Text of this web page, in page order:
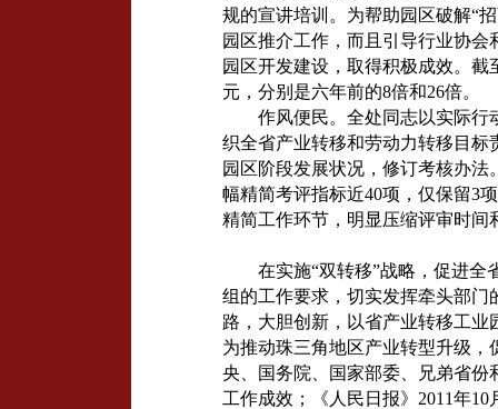
规的宣讲培训。为帮助园区破解“
园区推介工作，而且引导行业协
园区开发建设，取得积极成效。截
元，分别是六年前的8倍和26倍。
作风便民。全处同志以实际行
织全省产业转移和劳动力转移目
园区阶段发展状况，修订考核办
幅精简考评指标近40项，仅保留3
精简工作环节，明显压缩评审时
在实施“双转移”战略，促进
组的工作要求，切实发挥牵头部
路，大胆创新，以省产业转移工业
为推动珠三角地区产业转型升级，
央、国务院、国家部委、兄弟省份
工作成效；《人民日报》2011年